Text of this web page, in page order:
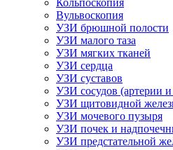
Кольпоскопия
Вульвоскопия
УЗИ брюшной полости
УЗИ малого таза
УЗИ мягких тканей
УЗИ сердца
УЗИ суставов
УЗИ сосудов (артерии
УЗИ щитовидной
УЗИ мочевого пузыря
УЗИ почек и
УЗИ предстательной